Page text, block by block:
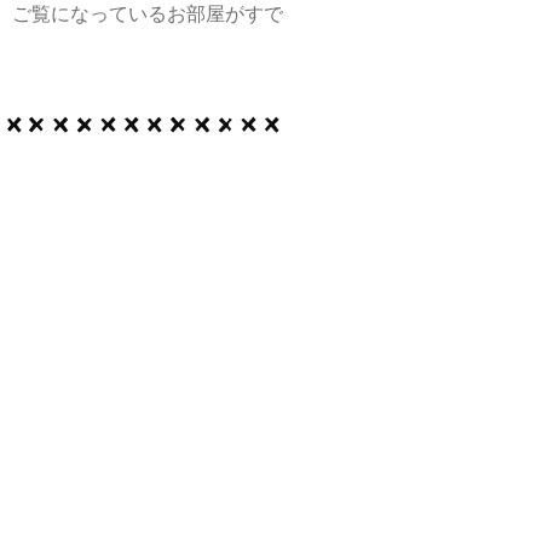
ご覧になっているお部屋がすで